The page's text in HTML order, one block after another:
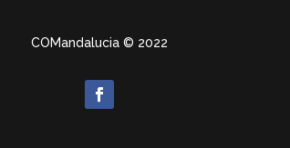
COMandalucia © 2022